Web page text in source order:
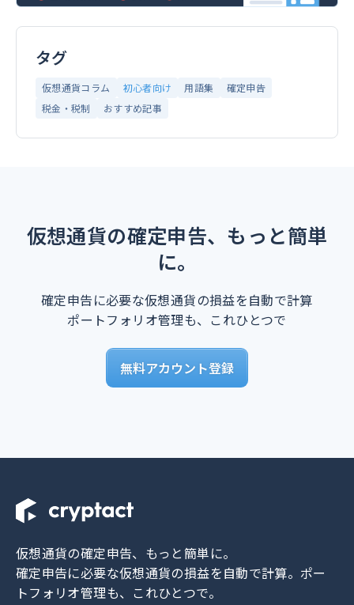
タグ
仮想通貨コラム 初心者向け 用語集
確定申告
税金・税制
おすすめ記事
仮想通貨の確定申告、もっと簡単
に。
確定申告に必要な仮想通貨の損益を自動で計算
ポートフォリオ管理も、これひとつで
無料アカウント登録
仮想通貨の確定申告、もっと簡単に。
確定申告に必要な仮想通貨の損益を自動で計算。 ポー
トフォリオ管理も、これひとつで。